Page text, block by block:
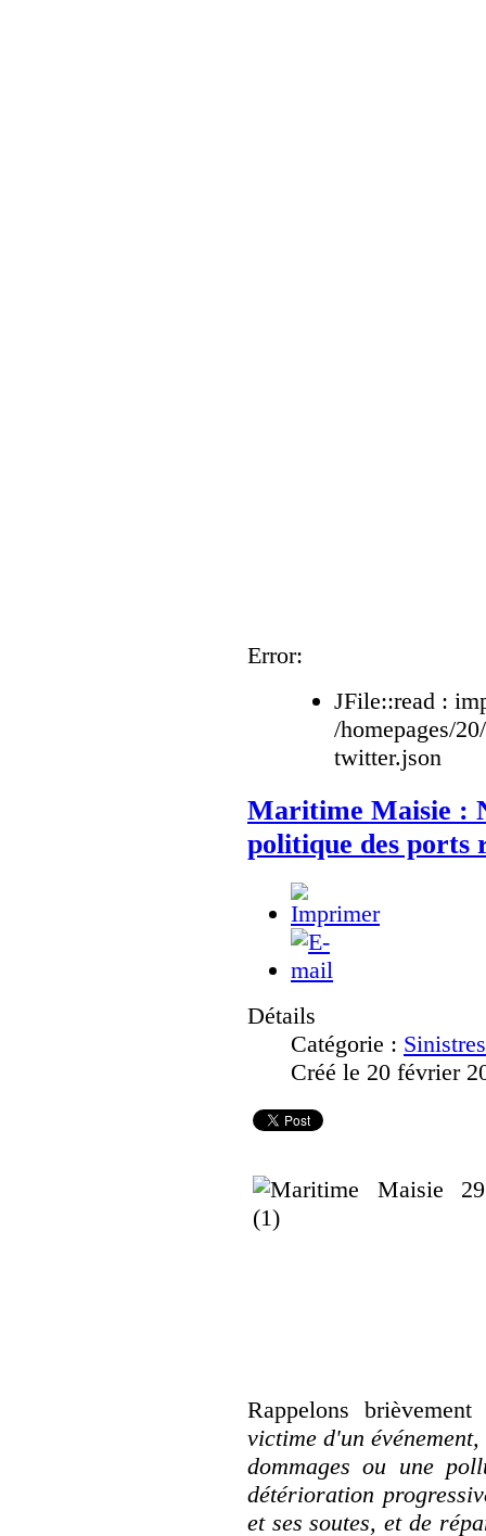
Error:
JFile::read :
/homepages/
twitter.json
Maritime Maisie :
politique des ports
Détails
Catégorie :
Créé le 20 février
Rappelons
victime d'un
dommages ou une
détérioration
et ses soutes, et de